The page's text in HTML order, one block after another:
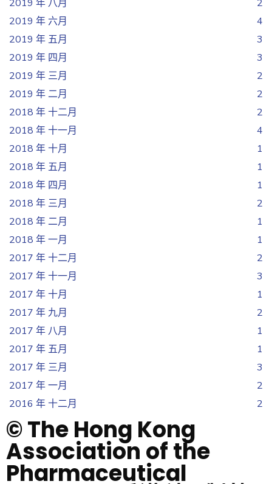
2019 年 八月
2
2019 年 六月
4
2019 年 五月
3
2019 年 四月
3
2019 年 三月
2
2019 年 二月
2
2018 年 十二月
2
2018 年 十一月
4
2018 年 十月
1
2018 年 五月
1
2018 年 四月
1
2018 年 三月
2
2018 年 二月
1
2018 年 一月
1
2017 年 十二月
2
2017 年 十一月
3
2017 年 十月
1
2017 年 九月
2
2017 年 八月
1
2017 年 五月
1
2017 年 三月
3
2017 年 一月
2
2016 年 十二月
2
© The Hong Kong
Association of the
Pharmaceutical